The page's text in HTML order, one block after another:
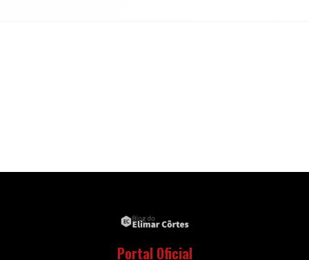
Portal Oficial